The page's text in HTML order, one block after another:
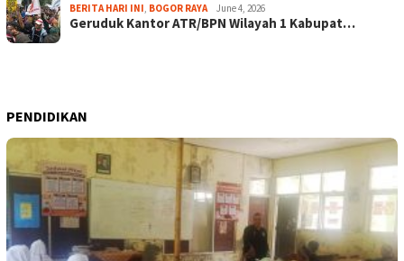
BERITA HARI INI, BOGOR RAYA June 4, 2026
Geruduk Kantor ATR/BPN Wilayah 1 Kabupat…
PENDIDIKAN